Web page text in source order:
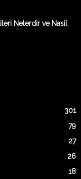
Nelerdir ve Nasil
301
79
27
26
18